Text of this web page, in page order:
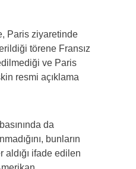
Paris ziyaretinde
törene Fransız
ve Paris
resmi açıklama
da
bunların
aldığı ifade edilen